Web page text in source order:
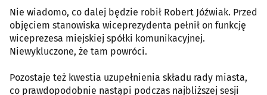
Nie wiadomo, co dalej będzie robił Robert Jóźwiak. Przed
objęciem stanowiska wiceprezydenta pełnił on funkcję
wiceprezesa miejskiej spółki komunikacyjnej.
Niewykluczone, że tam powróci.
Pozostaje też kwestia uzupełnienia składu rady miasta,
co prawdopodobnie nastąpi podczas najbliższej sesji